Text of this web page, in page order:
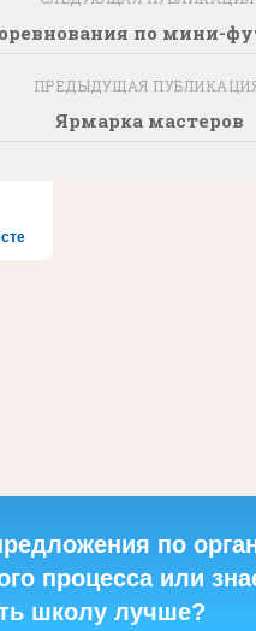
по мини-
ПРЕДЫДУЩАЯ
Ярмарка мастеров
по
процесса или
школу лучше?